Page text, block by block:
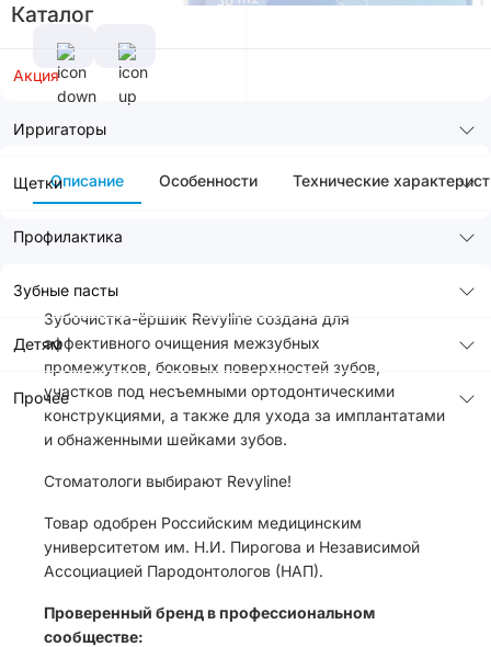
Каталог
Акция
Ирригаторы
Щетки
Профилактика
Зубные пасты
Детям
Прочее
Описание Особенности Технические
Зубочистка-ёршик Revyline создана для
эффективного очищения межзубных
промежутков, боковых поверхностей зубов,
участков под несъемными ортодонтическими
конструкциями, а также для ухода за имплантатами
и обнаженными шейками зубов.
Стоматологи выбирают Revyline!
Товар одобрен Российским медицинским
университетом им. Н.И. Пирогова и Независимой
Ассоциацией Пародонтологов (НАП).
Проверенный бренд в профессиональном
сообществе: